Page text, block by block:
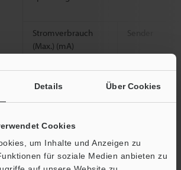
Details Über Cookies
Cookies
um Inhalte und Anzeigen zu
für soziale Medien anbieten zu
Stromverbrauch
(Max.) (mA)
Standard / Reduziert
/ Externe Steuerung
Sender
Empfänger
(Max.) (mA)
Schutzart